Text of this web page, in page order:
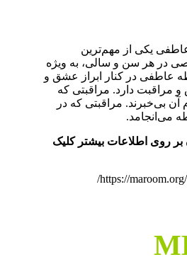
یکی از مهم‌ترین
در هر سن و سالی، به ویژه
عاطفی در کنار ابراز عشق و
و مراقبت دارد. مراقبتی که
آن بی‌خبرند. مراقبتی که در
می‌انجامد.
روی اطلاعات بیشتر کلیک
https://